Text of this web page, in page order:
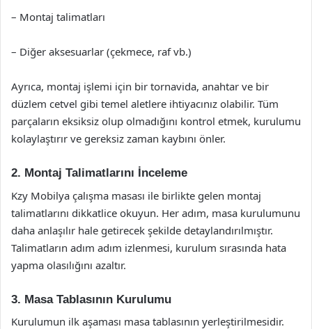
– Montaj talimatları
– Diğer aksesuarlar (çekmece, raf vb.)
Ayrıca, montaj işlemi için bir tornavida, anahtar ve bir
düzlem cetvel gibi temel aletlere ihtiyacınız olabilir. Tüm
parçaların eksiksiz olup olmadığını kontrol etmek, kurulumu
kolaylaştırır ve gereksiz zaman kaybını önler.
2. Montaj Talimatlarını İnceleme
Kzy Mobilya çalışma masası ile birlikte gelen montaj
talimatlarını dikkatlice okuyun. Her adım, masa kurulumunu
daha anlaşılır hale getirecek şekilde detaylandırılmıştır.
Talimatların adım adım izlenmesi, kurulum sırasında hata
yapma olasılığını azaltır.
3. Masa Tablasının Kurulumu
Kurulumun ilk aşaması masa tablasının yerleştirilmesidir.